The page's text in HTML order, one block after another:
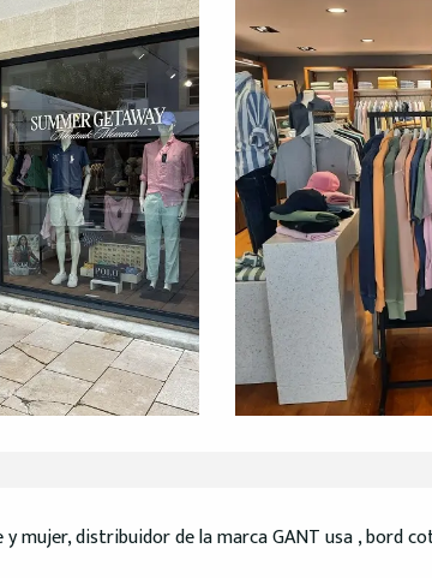
mujer, distribuidor de la marca GANT usa , bord